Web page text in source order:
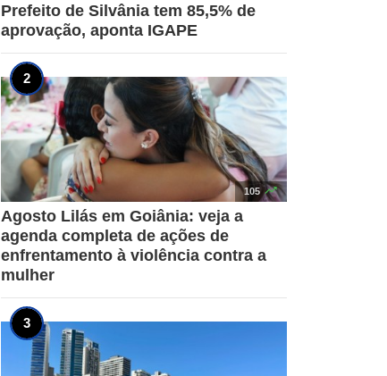
Prefeito de Silvânia tem 85,5% de
aprovação, aponta IGAPE
105 
Agosto Lilás em Goiânia: veja a
agenda completa de ações de
enfrentamento à violência contra a
mulher